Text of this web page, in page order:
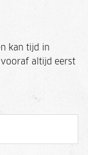
kan tijd in
vooraf altijd eerst